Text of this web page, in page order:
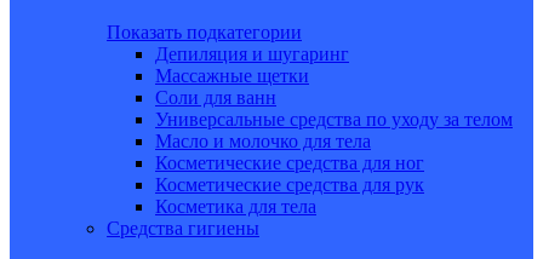
Показать подкатегории
Депиляция и шугаринг
Массажные щетки
Соли для ванн
Универсальные средства по уходу за телом
Масло и молочко для тела
Косметические средства для ног
Косметические средства для рук
Косметика для тела
Средства гигиены